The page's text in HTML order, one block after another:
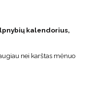
kalendorius,
nei karštas mėnuo